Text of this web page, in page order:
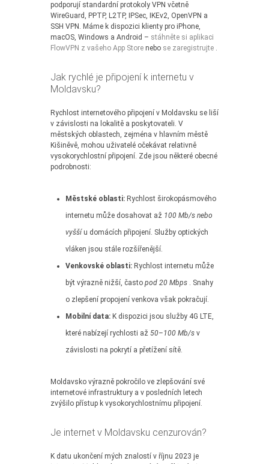
podporují standardní protokoly VPN včetně
WireGuard, PPTP, L2TP, IPSec, IKEv2, OpenVPN a
SSH VPN. Máme k dispozici klienty pro iPhone,
macOS, Windows a Android – stáhněte si aplikaci
FlowVPN z vašeho App Store nebo se zaregistrujte .
Jak rychlé je připojení k internetu v
Moldavsku?
Rychlost internetového připojení v Moldavsku se liší
v závislosti na lokalitě a poskytovateli. V
městských oblastech, zejména v hlavním městě
Kišiněvě, mohou uživatelé očekávat relativně
vysokorychlostní připojení. Zde jsou některé obecné
podrobnosti:
Městské oblasti: Rychlost širokopásmového
internetu může dosahovat až 100 Mb/s nebo
vyšší u domácích připojení. Služby optických
vláken jsou stále rozšířenější.
Venkovské oblasti: Rychlost internetu může
být výrazně nižší, často pod 20 Mbps . Snahy
o zlepšení propojení venkova však pokračují.
Mobilní data: K dispozici jsou služby 4G LTE,
které nabízejí rychlosti až 50–100 Mb/s v
závislosti na pokrytí a přetížení sítě.
Moldavsko výrazně pokročilo ve zlepšování své
internetové infrastruktury a v posledních letech
zvýšilo přístup k vysokorychlostnímu připojení.
Je internet v Moldavsku cenzurován?
K datu ukončení mých znalostí v říjnu 2023 je